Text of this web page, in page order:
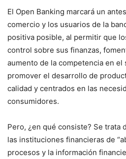
El Open Banking marcará un
comercio y los usuarios de la
positiva posible, al permitir que
control sobre sus finanzas,
aumento de la competencia en
promover el desarrollo de
calidad y centrados en las
consumidores.
Pero, ¿en qué consiste? Se trata
las instituciones financieras de
procesos y la información